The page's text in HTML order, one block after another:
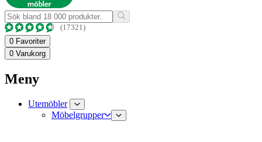
(17321)
0 Favoriter
0 Varukorg
Meny
Utemöbler
Möbelgrupper